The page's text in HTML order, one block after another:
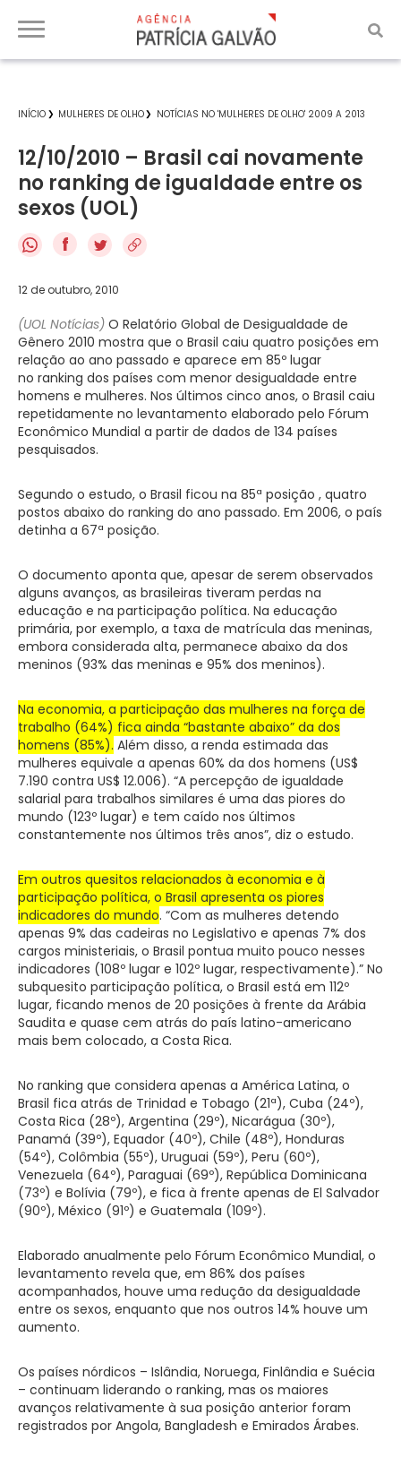
INÍCIO MULHERES DE OLHO NOTÍCIAS NO 'MULHERES DE OLHO' 2009 A 2013
12/10/2010 – Brasil cai novamente
no ranking de igualdade entre os
sexos (UOL)
f
12 de outubro, 2010
(UOL Notícias) O Relatório Global de Desigualdade de
Gênero 2010 mostra que o Brasil caiu quatro posições em
relação ao ano passado e aparece em 85º lugar
no ranking dos países com menor desigualdade entre
homens e mulheres. Nos últimos cinco anos, o Brasil caiu
repetidamente no levantamento elaborado pelo Fórum
Econômico Mundial a partir de dados de 134 países
pesquisados.
Segundo o estudo, o Brasil ficou na 85ª posição , quatro
postos abaixo do ranking do ano passado. Em 2006, o país
detinha a 67ª posição.
O documento aponta que, apesar de serem observados
alguns avanços, as brasileiras tiveram perdas na
educação e na participação política. Na educação
primária, por exemplo, a taxa de matrícula das meninas,
embora considerada alta, permanece abaixo da dos
meninos (93% das meninas e 95% dos meninos).
Na economia, a participação das mulheres na força de
trabalho (64%) fica ainda “bastante abaixo” da dos
homens (85%). Além disso, a renda estimada das
mulheres equivale a apenas 60% da dos homens (US$
7.190 contra US$ 12.006). “A percepção de igualdade
salarial para trabalhos similares é uma das piores do
mundo (123º lugar) e tem caído nos últimos
constantemente nos últimos três anos”, diz o estudo.
Em outros quesitos relacionados à economia e à
participação política, o Brasil apresenta os piores
indicadores do mundo. “Com as mulheres detendo
apenas 9% das cadeiras no Legislativo e apenas 7% dos
cargos ministeriais, o Brasil pontua muito pouco nesses
indicadores (108º lugar e 102º lugar, respectivamente).” No
subquesito participação política, o Brasil está em 112º
lugar, ficando menos de 20 posições à frente da Arábia
Saudita e quase cem atrás do país latino-americano
mais bem colocado, a Costa Rica.
No ranking que considera apenas a América Latina, o
Brasil fica atrás de Trinidad e Tobago (21ª), Cuba (24º),
Costa Rica (28º), Argentina (29º), Nicarágua (30º),
Panamá (39º), Equador (40º), Chile (48º), Honduras
(54º), Colômbia (55º), Uruguai (59º), Peru (60º),
Venezuela (64º), Paraguai (69º), República Dominicana
(73º) e Bolívia (79º), e fica à frente apenas de El Salvador
(90º), México (91º) e Guatemala (109º).
Elaborado anualmente pelo Fórum Econômico Mundial, o
levantamento revela que, em 86% dos países
acompanhados, houve uma redução da desigualdade
entre os sexos, enquanto que nos outros 14% houve um
aumento.
Os países nórdicos – Islândia, Noruega, Finlândia e Suécia
– continuam liderando o ranking, mas os maiores
avanços relativamente à sua posição anterior foram
registrados por Angola, Bangladesh e Emirados Árabes.